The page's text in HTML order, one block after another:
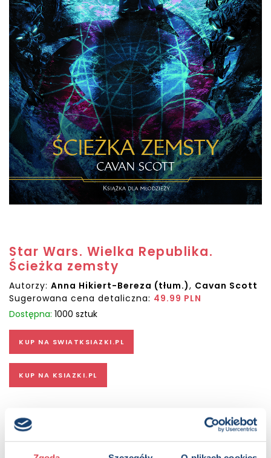
Star Wars. Wielka Republika.
Ścieżka zemsty
Autorzy: Anna Hikiert-Bereza (tłum.), Cavan Scott
Sugerowana cena detaliczna: 49.99 PLN
Dostępna: 1000 sztuk
KUP NA SWIATKSIAZKI.PL
KUP NA KSIAZKI.PL
OPIS
„Wielka Republika to nowy początek, na który czekały
Gwiezdne Wojny”. Cinema Blend ŚCIEŻKI, KTÓRE WYBIERAMY,
ZAWSZE MAJĄ SWOJĄ CENĘ… Chociaż kuzynki Marda i Yana